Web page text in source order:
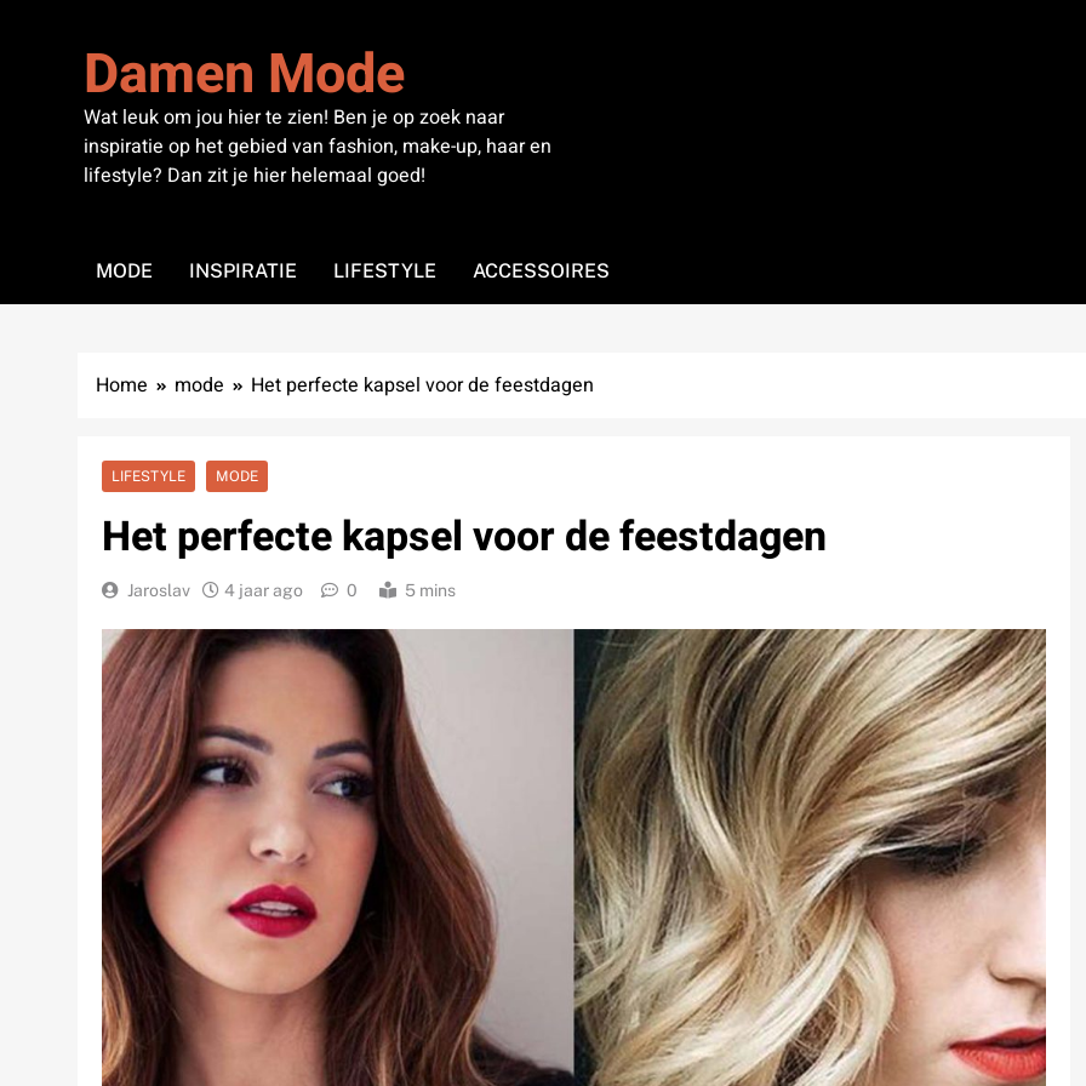
Damen Mode
Wat leuk om jou hier te zien! Ben je op zoek naar
inspiratie op het gebied van fashion, make-up, haar en
lifestyle? Dan zit je hier helemaal goed!
MODE INSPIRATIE LIFESTYLE ACCESSOIRES
Home mode Het perfecte kapsel voor de feestdagen
LIFESTYLE MODE
Het perfecte kapsel voor de feestdagen
Jaroslav 4 jaar ago 0 5 mins